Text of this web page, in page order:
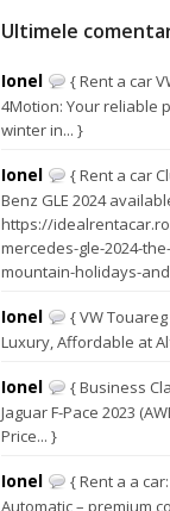
Ultimele
Ionel
{ Rent a car
4Motion: Your reliable
winter in... }
Ionel
{ Rent a car
Benz GLE 2024
https://
mercedes-gle-2024-
mountain-holidays-
Ionel
{ VW
Luxury, Affordable at
Ionel
{ Business
Jaguar F-Pace 2023
Price... }
Ionel
{ Rent a a
Automatic – premium